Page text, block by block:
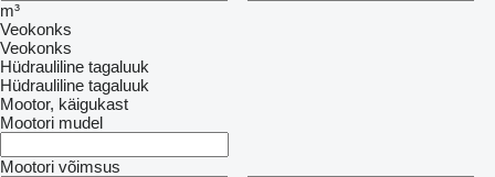
m³
Veokonks
Veokonks
Hüdrauliline tagaluuk
Hüdrauliline tagaluuk
Mootor, käigukast
Mootori mudel
Mootori võimsus